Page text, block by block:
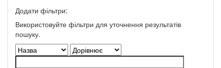
Додати фільтри:
Використовуйте фільтри для уточнення результатів
пошуку.